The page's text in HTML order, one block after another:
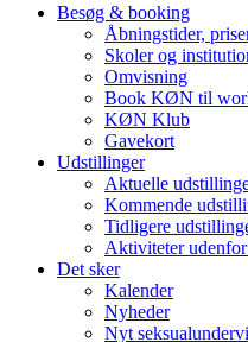
Besøg & booking
Åbningstider,
Skoler og
Omvisning
Book KØN til
KØN Klub
Gavekort
Udstillinger
Aktuelle
Kommende
Tidligere
Aktiviteter
Det sker
Kalender
Nyheder
Nyt